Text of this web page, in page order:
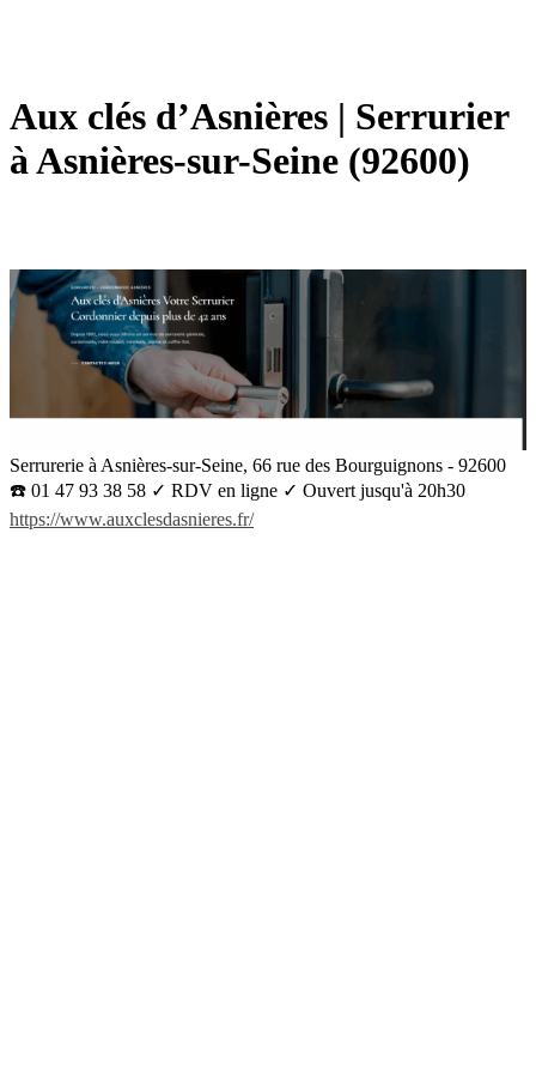
Aux clés d’Asnières | Serrurier
à Asnières-sur-Seine (92600)
Serrurerie à Asnières-sur-Seine, 66 rue des Bourguignons - 92600
☎️ 01 47 93 38 58 ✓ RDV en ligne ✓ Ouvert jusqu'à 20h30
https://www.auxclesdasnieres.fr/